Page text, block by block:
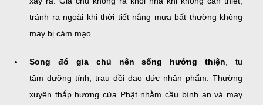
tránh ra ngoài khi thời tiết nắng mưa bất thường không
may bị cảm mạo.
Song đó gia chủ nên sống hướng thiện , tu
tâm dưỡng tính, trau dồi đạo đức nhân phẩm. Thường
xuyên thắp hương cửa Phật nhằm cầu bình an và may